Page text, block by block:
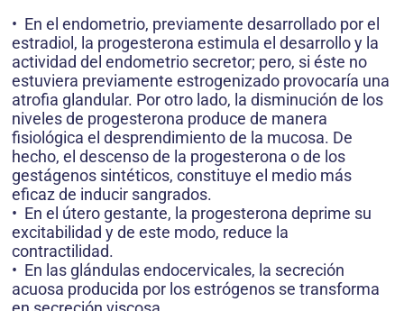
• En el endometrio, previamente desarrollado por el
estradiol, la progesterona estimula el desarrollo y la
actividad del endometrio secretor; pero, si éste no
estuviera previamente estrogenizado provocaría una
atrofia glandular. Por otro lado, la disminución de los
niveles de progesterona produce de manera
fisiológica el desprendimiento de la mucosa. De
hecho, el descenso de la progesterona o de los
gestágenos sintéticos, constituye el medio más
eficaz de inducir sangrados.
• En el útero gestante, la progesterona deprime su
excitabilidad y de este modo, reduce la
contractilidad.
• En las glándulas endocervicales, la secreción
acuosa producida por los estrógenos se transforma